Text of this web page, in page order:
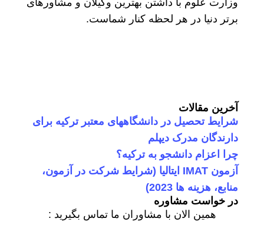
وزارت علوم با داشتن بهترین وکیلان و مشاورهای
برتر دنیا در هر لحظه کنار شماست.
آخرین مقالات
شرایط تحصیل در دانشگاههای معتبر ترکیه برای
دارندگان مدرک دیپلم
چرا اعزام دانشجو به ترکیه؟
آزمون IMAT ایتالیا (شرایط شرکت در آزمون،
منابع، هزینه ها 2023)
در خواست مشاوره
همین الان با مشاوران ما تماس بگیرید :